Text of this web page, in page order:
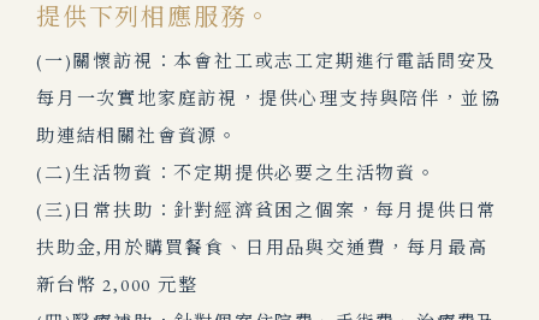
提供下列相應服務。
(一)關懷訪視：本會社工或志工定期進行電話問安及
每月一次實地家庭訪視，提供心理支持與陪伴，並協
助連結相關社會資源。
(二)生活物資：不定期提供必要之生活物資。
(三)日常扶助：針對經濟貧困之個案，每月提供日常
扶助金,用於購買餐食、日用品與交通費，每月最高
新台幣 2,000 元整